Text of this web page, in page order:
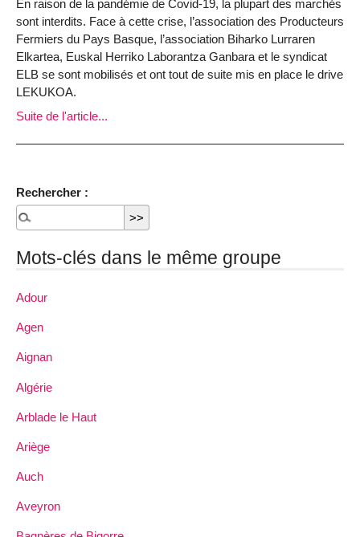
En raison de la pandémie de Covid-19, la plupart des marchés
sont interdits. Face à cette crise, l’association des Producteurs
Fermiers du Pays Basque, l’association Biharko Lurraren
Elkartea, Euskal Herriko Laborantza Ganbara et le syndicat
ELB se sont mobilisés et ont tout de suite mis en place le drive
LEKUKOA.
Suite de l'article...
Rechercher :
Mots-clés dans le même groupe
Adour
Agen
Aignan
Algérie
Arblade le Haut
Ariège
Auch
Aveyron